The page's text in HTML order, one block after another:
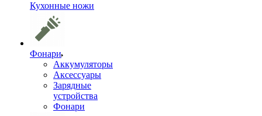
Кухонные ножи
Фонари
Аккумуляторы
Аксессуары
Зарядные
устройства
Фонари